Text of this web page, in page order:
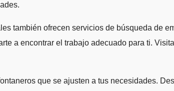
también ofrecen servicios de búsqueda de
a encontrar el trabajo adecuado para ti.
que se ajusten a tus necesidades.